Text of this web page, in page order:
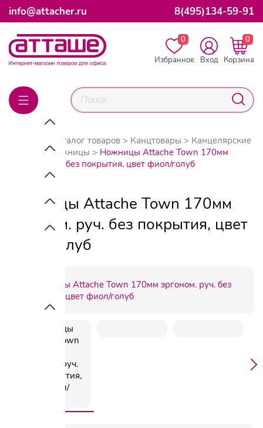
info@attacher.ru 8(495)134-59-91
0
Избранное
Вход
0
Корзина
Каталог товаров Канцтовары
Канцелярские
Ножницы
Ножницы Attache Town 170мм
эргоном. руч. без покрытия, цвет фиол/голуб
Ножницы Attache Town 170мм
эргоном. руч. без покрытия, цвет
фиол/голуб